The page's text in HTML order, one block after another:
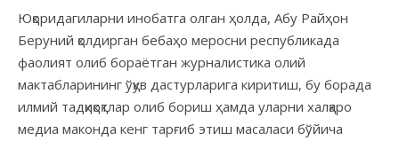
Юқоридагиларни инобатга олган ҳолда, Абу Райҳон
Беруний қолдирган бебаҳо меросни республикада
фаолият олиб бораётган журналистика олий
мактабларининг ўқув дастурларига киритиш, бу борада
илмий тадқиқоқтлар олиб бориш ҳамда уларни халқаро
медиа маконда кенг тарғиб этиш масаласи бўйича